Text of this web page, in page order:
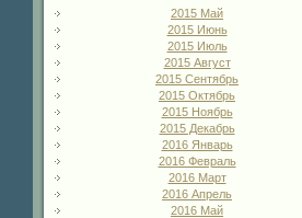
2015 Май
2015 Июнь
2015 Июль
2015 Август
2015 Сентябрь
2015 Октябрь
2015 Ноябрь
2015 Декабрь
2016 Январь
2016 Февраль
2016 Март
2016 Апрель
2016 Май